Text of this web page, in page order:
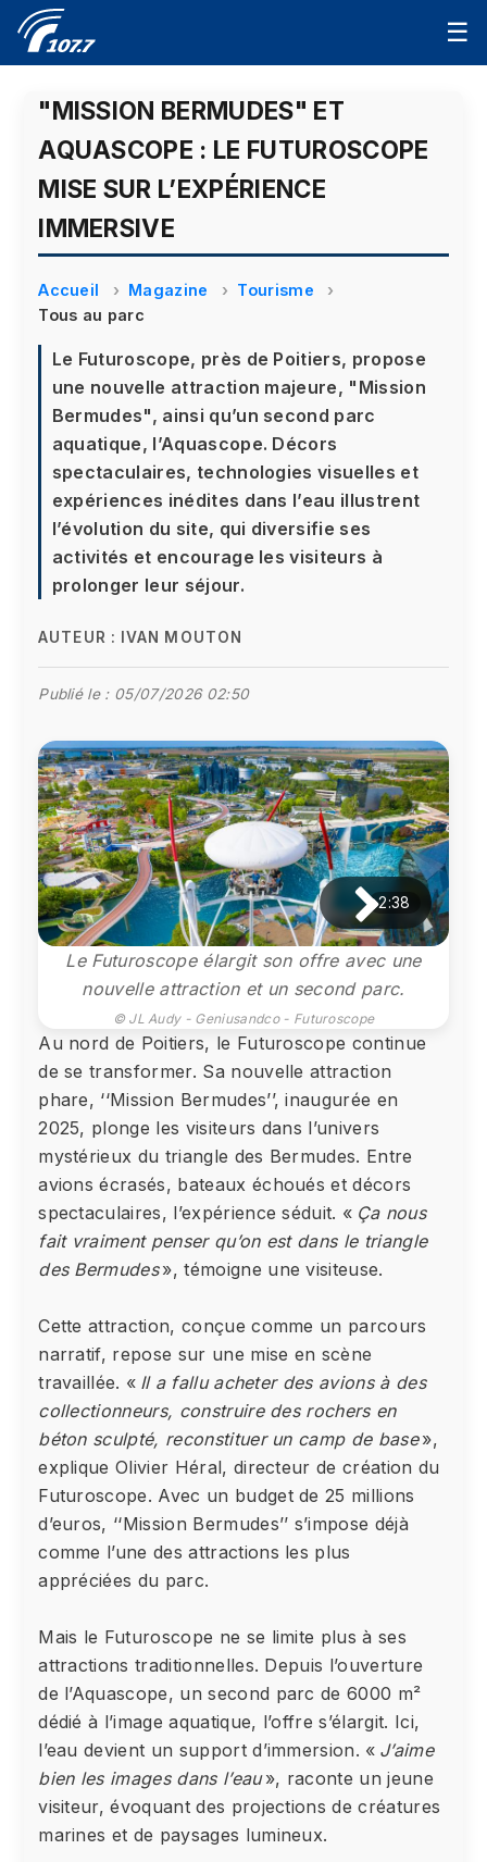
☰
"MISSION BERMUDES" ET
AQUASCOPE : LE FUTUROSCOPE
MISE SUR L’EXPÉRIENCE
IMMERSIVE
Accueil Magazine
Tourisme
Tous au parc
Le Futuroscope, près de Poitiers, propose
une nouvelle attraction majeure, "Mission
Bermudes", ainsi qu’un second parc
aquatique, l’Aquascope. Décors
spectaculaires, technologies visuelles et
expériences inédites dans l’eau illustrent
l’évolution du site, qui diversifie ses
activités et encourage les visiteurs à
prolonger leur séjour.
AUTEUR : IVAN MOUTON
Publié le : 05/07/2026 02:50
2:38
Le Futuroscope élargit son offre avec une
nouvelle attraction et un second parc.
© JL Audy - Geniusandco - Futuroscope
Au nord de Poitiers, le Futuroscope continue
de se transformer. Sa nouvelle attraction
phare, ‘‘Mission Bermudes’’, inaugurée en
2025, plonge les visiteurs dans l’univers
mystérieux du triangle des Bermudes. Entre
avions écrasés, bateaux échoués et décors
spectaculaires, l’expérience séduit. « Ça nous
fait vraiment penser qu’on est dans le triangle
des Bermudes», témoigne une visiteuse.
Cette attraction, conçue comme un parcours
narratif, repose sur une mise en scène
travaillée. « Il a fallu acheter des avions à des
collectionneurs, construire des rochers en
béton sculpté, reconstituer un camp de base»,
explique Olivier Héral, directeur de création du
Futuroscope. Avec un budget de 25 millions
d’euros, ‘‘Mission Bermudes’’ s’impose déjà
comme l’une des attractions les plus
appréciées du parc.
Mais le Futuroscope ne se limite plus à ses
attractions traditionnelles. Depuis l’ouverture
de l’Aquascope, un second parc de 6000 m²
dédié à l’image aquatique, l’offre s’élargit. Ici,
l’eau devient un support d’immersion. « J’aime
bien les images dans l’eau», raconte un jeune
visiteur, évoquant des projections de créatures
marines et de paysages lumineux.